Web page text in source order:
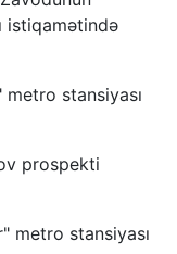
istiqamətində
stansiyası
prospekti
metro stansiyası